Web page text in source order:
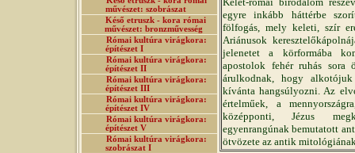
művészet: szobrászat
Késő etruszk - kora római
művészet: bronzművesség
Római kultúra virágkora:
építészet I
Római kultúra virágkora:
építészet II
Római kultúra virágkora:
építészet III
Római kultúra virágkora:
építészet IV
Római kultúra virágkora:
építészet V
Római kultúra virágkora:
szobrászat I
egyre inkább háttérbe
fölfogás, mely keleti, szír
Ariánusok
jelenetet a körformába
apostolok fehér ruhás sora
árulkodnak, hogy
kívánta hangsúlyozni. Az
értelműek, a
középponti, Jézus
egyenrangúnak bemutatott
ötvözete az antik